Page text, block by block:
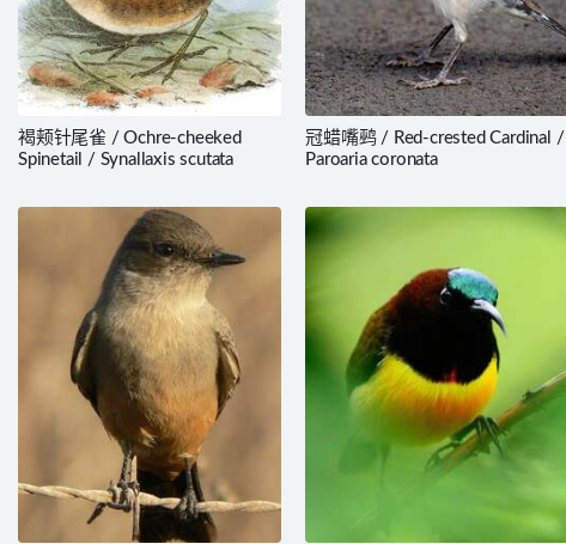
褐颊针尾雀 / Ochre-cheeked
Spinetail / Synallaxis scutata
冠蜡嘴鹀 / Red-crested Cardinal /
Paroaria coronata